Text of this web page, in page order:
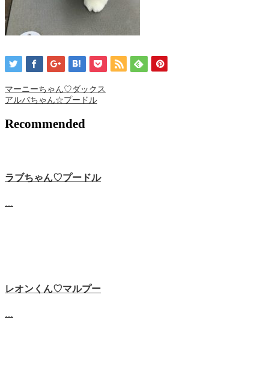
マーニーちゃん♡ダックス
アルバちゃん☆プードル
Recommended
ラブちゃん♡プードル
レオンくん♡マルプー